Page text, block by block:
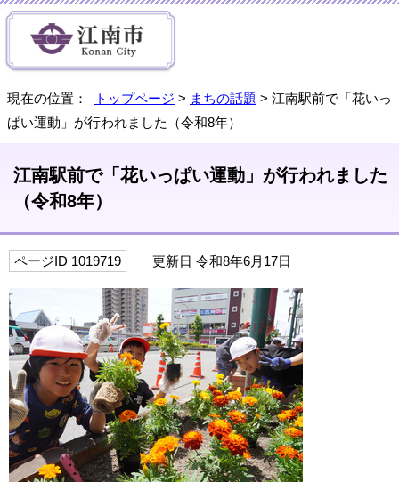
現在の位置： トップページ > まちの話題 > 江南駅前で「花いっ
ぱい運動」が行われました（令和8年）
江南駅前で「花いっぱい運動」が行われました
（令和8年）
ページID 1019719 更新日 令和8年6月17日